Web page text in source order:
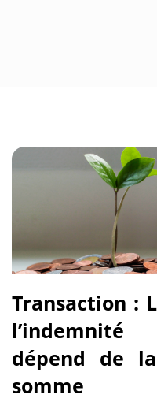
Transaction :
l’indemnité
dépend de
somme